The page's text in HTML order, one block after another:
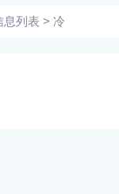
息列表 > 冷